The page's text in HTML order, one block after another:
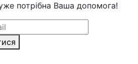
потрібна Ваша допомога!